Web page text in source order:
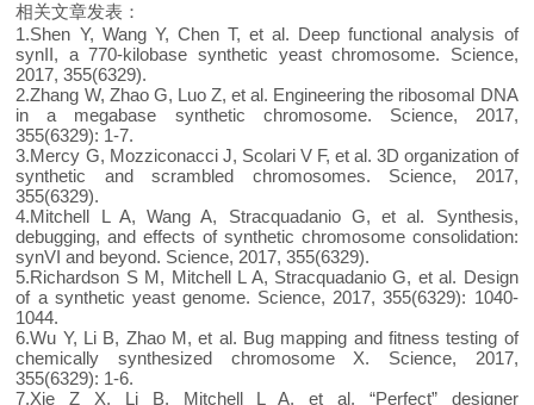
相关文章发表：
1.Shen Y, Wang Y, Chen T, et al. Deep functional analysis of
synII, a 770-kilobase synthetic yeast chromosome. Science,
2017, 355(6329).
2.Zhang W, Zhao G, Luo Z, et al. Engineering the ribosomal DNA
in a megabase synthetic chromosome. Science, 2017,
355(6329): 1-7.
3.Mercy G, Mozziconacci J, Scolari V F, et al. 3D organization of
synthetic and scrambled chromosomes. Science, 2017,
355(6329).
4.Mitchell L A, Wang A, Stracquadanio G, et al. Synthesis,
debugging, and effects of synthetic chromosome consolidation:
synVI and beyond. Science, 2017, 355(6329).
5.Richardson S M, Mitchell L A, Stracquadanio G, et al. Design
of a synthetic yeast genome. Science, 2017, 355(6329): 1040-
1044.
6.Wu Y, Li B, Zhao M, et al. Bug mapping and fitness testing of
chemically synthesized chromosome X. Science, 2017,
355(6329): 1-6.
7.Xie Z X, Li B, Mitchell L A, et al. “Perfect” designer